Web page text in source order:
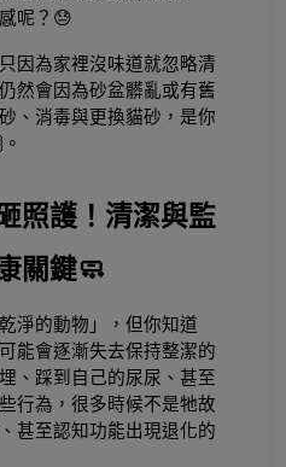
呢？😓
因為家裡沒味道就忽略清
然會因為砂盆髒亂或有舊
、消毒與更換貓砂，是你
照護！清潔與監
關鍵🧼
淨的動物」，但你知道
能會逐漸失去保持整潔的
、踩到自己的尿尿、甚至
行為，很多時候不是牠故
甚至認知功能出現退化的